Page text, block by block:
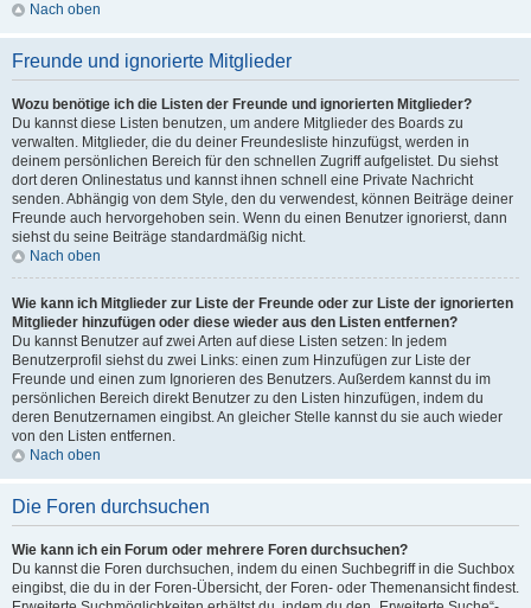
Nach oben
Freunde und ignorierte Mitglieder
Wozu benötige ich die Listen der Freunde und ignorierten Mitglieder?
Du kannst diese Listen benutzen, um andere Mitglieder des Boards zu
verwalten. Mitglieder, die du deiner Freundesliste hinzufügst, werden in
deinem persönlichen Bereich für den schnellen Zugriff aufgelistet. Du siehst
dort deren Onlinestatus und kannst ihnen schnell eine Private Nachricht
senden. Abhängig von dem Style, den du verwendest, können Beiträge deiner
Freunde auch hervorgehoben sein. Wenn du einen Benutzer ignorierst, dann
siehst du seine Beiträge standardmäßig nicht.
Nach oben
Wie kann ich Mitglieder zur Liste der Freunde oder zur Liste der ignorierten
Mitglieder hinzufügen oder diese wieder aus den Listen entfernen?
Du kannst Benutzer auf zwei Arten auf diese Listen setzen: In jedem
Benutzerprofil siehst du zwei Links: einen zum Hinzufügen zur Liste der
Freunde und einen zum Ignorieren des Benutzers. Außerdem kannst du im
persönlichen Bereich direkt Benutzer zu den Listen hinzufügen, indem du
deren Benutzernamen eingibst. An gleicher Stelle kannst du sie auch wieder
von den Listen entfernen.
Nach oben
Die Foren durchsuchen
Wie kann ich ein Forum oder mehrere Foren durchsuchen?
Du kannst die Foren durchsuchen, indem du einen Suchbegriff in die Suchbox
eingibst, die du in der Foren-Übersicht, der Foren- oder Themenansicht findest.